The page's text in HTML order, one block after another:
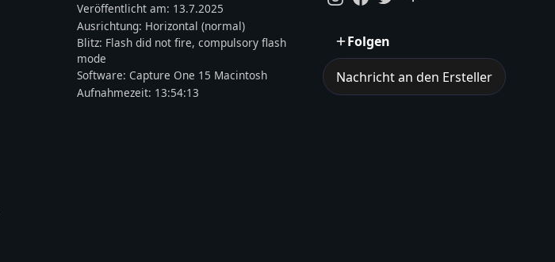
Veröffentlicht am: 13.7.2025
Ausrichtung: Horizontal (normal)
Blitz: Flash did not fire, compulsory flash
mode
Software:Capture One 15 Macintosh
Aufnahmezeit: 13:54:13
Folgen
Nachricht an den Ersteller